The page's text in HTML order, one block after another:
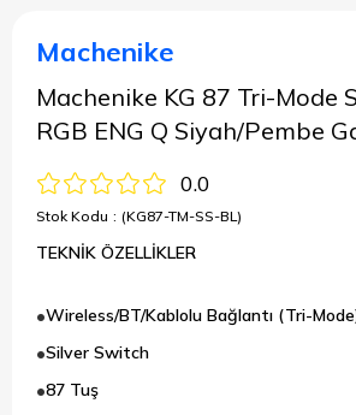
Machenike
Machenike KG 87 Tri-Mode
RGB ENG Q Siyah/Pembe
0.0
Stok Kodu (KG87-TM-SS-BL)
TEKNİK ÖZELLİKLER
Wireless/BT/Kablolu Bağlantı (Tri-
Silver Switch
87 Tuş